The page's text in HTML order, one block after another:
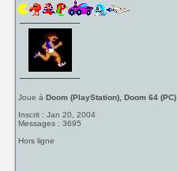
Joue àDoom (PlayStation), Doom 64 (PC)
Inscrit : Jan 20, 2004
Messages : 3695
Hors ligne